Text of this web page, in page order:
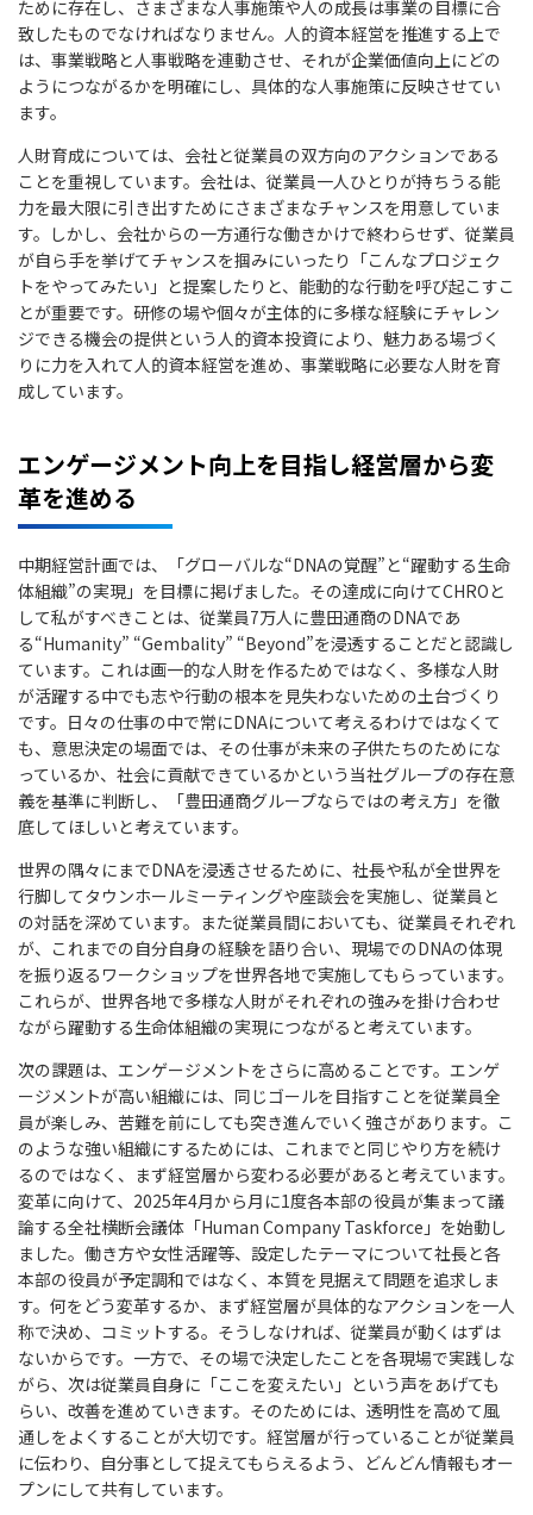
ために存在し、さまざまな人事施策や人の成長は事業の目標に合
致したものでなければなりません。人的資本経営を推進する上で
は、事業戦略と人事戦略を連動させ、それが企業価値向上にどの
ようにつながるかを明確にし、具体的な人事施策に反映させてい
ます。
人財育成については、会社と従業員の双方向のアクションである
ことを重視しています。会社は、従業員一人ひとりが持ちうる能
力を最大限に引き出すためにさまざまなチャンスを用意していま
す。しかし、会社からの一方通行な働きかけで終わらせず、従業員
が自ら手を挙げてチャンスを掴みにいったり「こんなプロジェク
トをやってみたい」と提案したりと、能動的な行動を呼び起こすこ
とが重要です。研修の場や個々が主体的に多様な経験にチャレン
ジできる機会の提供という人的資本投資により、魅力ある場づく
りに力を入れて人的資本経営を進め、事業戦略に必要な人財を育
成しています。
エンゲージメント向上を目指し経営層から変
革を進める
中期経営計画では、「グローバルな“DNAの覚醒”と“躍動する生命
体組織”の実現」を目標に掲げました。その達成に向けてCHROと
して私がすべきことは、従業員7万人に豊田通商のDNAであ
る“Humanity” “Gembality” “Beyond”を浸透することだと認識し
ています。これは画一的な人財を作るためではなく、多様な人財
が活躍する中でも志や行動の根本を見失わないための土台づくり
です。日々の仕事の中で常にDNAについて考えるわけではなくて
も、意思決定の場面では、その仕事が未来の子供たちのためにな
っているか、社会に貢献できているかという当社グループの存在意
義を基準に判断し、「豊田通商グループならではの考え方」を徹
底してほしいと考えています。
世界の隅々にまでDNAを浸透させるために、社長や私が全世界を
行脚してタウンホールミーティングや座談会を実施し、従業員と
の対話を深めています。また従業員間においても、従業員それぞれ
が、これまでの自分自身の経験を語り合い、現場でのDNAの体現
を振り返るワークショップを世界各地で実施してもらっています。
これらが、世界各地で多様な人財がそれぞれの強みを掛け合わせ
ながら躍動する生命体組織の実現につながると考えています。
次の課題は、エンゲージメントをさらに高めることです。エンゲ
ージメントが高い組織には、同じゴールを目指すことを従業員全
員が楽しみ、苦難を前にしても突き進んでいく強さがあります。こ
のような強い組織にするためには、これまでと同じやり方を続け
るのではなく、まず経営層から変わる必要があると考えています。
変革に向けて、2025年4月から月に1度各本部の役員が集まって議
論する全社横断会議体「Human Company Taskforce」を始動し
ました。働き方や女性活躍等、設定したテーマについて社長と各
本部の役員が予定調和ではなく、本質を見据えて問題を追求しま
す。何をどう変革するか、まず経営層が具体的なアクションを一人
称で決め、コミットする。そうしなければ、従業員が動くはずは
ないからです。一方で、その場で決定したことを各現場で実践しな
がら、次は従業員自身に「ここを変えたい」という声をあげても
らい、改善を進めていきます。そのためには、透明性を高めて風
通しをよくすることが大切です。経営層が行っていることが従業員
に伝わり、自分事として捉えてもらえるよう、どんどん情報もオー
プンにして共有しています。